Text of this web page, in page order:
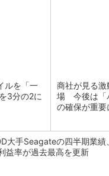
ルを「一
3分の2に
商社が見る
場 今後は「
の確保が重要
大手Seagateの四半期業
益率が過去最高を更新